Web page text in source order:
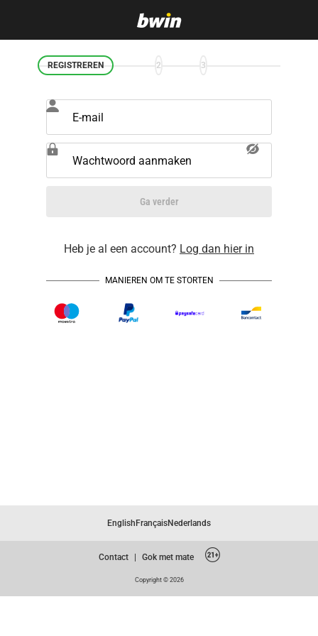
REGISTREREN 2 3
E-mail
Wachtwoord aanmaken
Ga verder
Heb je al een account? Log dan hier in
MANIEREN OM TE STORTEN
English FrançaisNederlands
Contact Gok met mate
Copyright © 2026